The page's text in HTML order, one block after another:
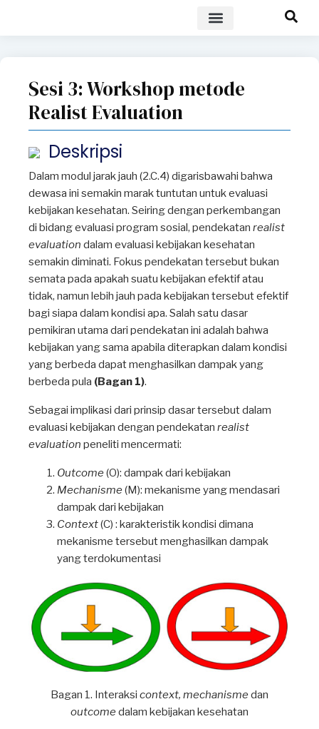
Sesi 3: Workshop metode
Realist Evaluation
Deskripsi
Dalam modul jarak jauh (2.C.4) digarisbawahi bahwa
dewasa ini semakin marak tuntutan untuk evaluasi
kebijakan kesehatan. Seiring dengan perkembangan
di bidang evaluasi program sosial, pendekatan realist
evaluation dalam evaluasi kebijakan kesehatan
semakin diminati. Fokus pendekatan tersebut bukan
semata pada apakah suatu kebijakan efektif atau
tidak, namun lebih jauh pada kebijakan tersebut efektif
bagi siapa dalam kondisi apa. Salah satu dasar
pemikiran utama dari pendekatan ini adalah bahwa
kebijakan yang sama apabila diterapkan dalam kondisi
yang berbeda dapat menghasilkan dampak yang
berbeda pula (Bagan 1).
Sebagai implikasi dari prinsip dasar tersebut dalam
evaluasi kebijakan dengan pendekatan realist
evaluation peneliti mencermati:
Outcome (O): dampak dari kebijakan
Mechanisme (M): mekanisme yang mendasari
dampak dari kebijakan
Context(C) : karakteristik kondisi dimana
mekanisme tersebut menghasilkan dampak
yang terdokumentasi
Bagan 1. Interaksi context, mechanisme dan
outcome dalam kebijakan kesehatan